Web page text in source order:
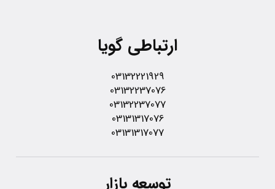
ارتباطی گویا
03132221929
03132237076
03132237077
03131317076
03131317077
توسعه بازار